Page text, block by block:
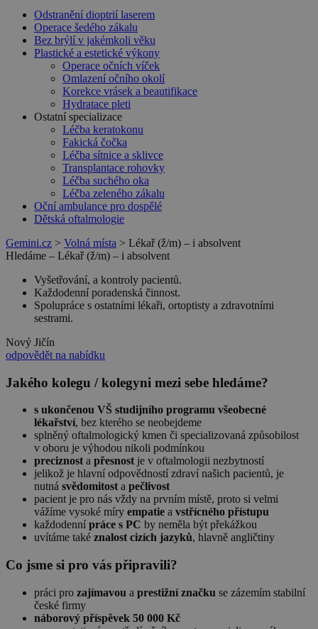
Odstranění dioptrií laserem
Operace šedého zákalu
Bez brýlí v jakémkoli věku
Plastické a estetické výkony
Operace očních víček
Omlazení očního okolí
Korekce vrásek a beautifikace
Hydratace pleti
Ostatní specializace
Léčba keratokonu
Fakická čočka
Léčba sítnice a sklivce
Transplantace rohovky
Léčba suchého oka
Léčba zeleného zákalu
Oční ambulance pro dospělé
Dětská oftalmologie
Gemini.cz > Volná místa > Lékař (ž/m) – i absolvent
Hledáme – Lékař (ž/m) – i absolvent
Vyšetřování, a kontroly pacientů.
Každodenní poradenská činnost.
Spolupráce s ostatními lékaři, ortoptisty a zdravotními
sestrami.
Nový Jičín
odpovědět na nabídku
Jakého kolegu / kolegyni mezi sebe hledáme?
s ukončenou VŠ studijního programu všeobecné
lékařství, bez kterého se neobejdeme
splněný oftalmologický kmen či specializovaná způsobilost
v oboru je výhodou nikoli podmínkou
preciznost a přesnost je v oftalmologii nezbytností
jelikož je hlavní odpovědností zdraví našich pacientů, je
nutná svědomitost a pečlivost
pacient je pro nás vždy na prvním místě, proto si velmi
vážíme vysoké míry empatie a vstřícného přístupu
každodenní práce s PC by neměla být překážkou
uvítáme také znalost cizích jazyků, hlavně angličtiny
Co jsme si pro vás připravili?
práci pro zajímavou a prestižní značku se zázemím stabilní
české firmy
náborový příspěvek 50 000 Kč